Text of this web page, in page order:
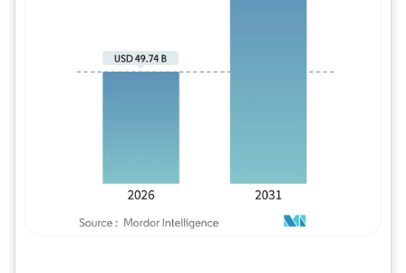
Image © Mordor Intelligence. La